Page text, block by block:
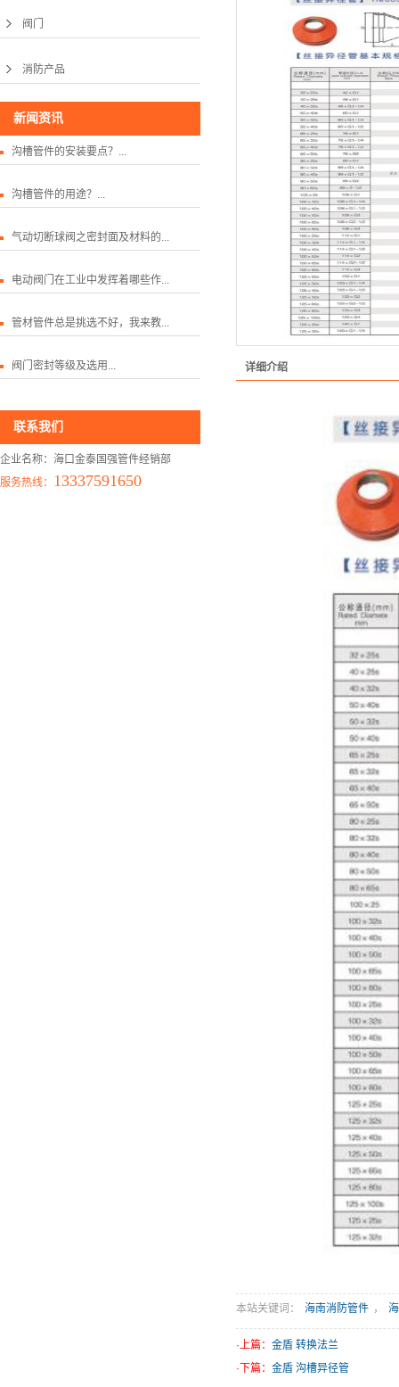
阀门
消防产品
新闻资讯
沟槽管件的安装要点？...
沟槽管件的用途？...
气动切断球阀之密封面及材料的...
电动阀门在工业中发挥着哪些作...
管材管件总是挑选不好，我来教...
阀门密封等级及选用...
联系我们
企业名称：海口金泰国强管件经销部
服务热线： 13337591650
详细介绍
本站关键词： 海南消防管件 ，
·上篇： 金盾 转换法兰
·下篇： 金盾 沟槽异径管